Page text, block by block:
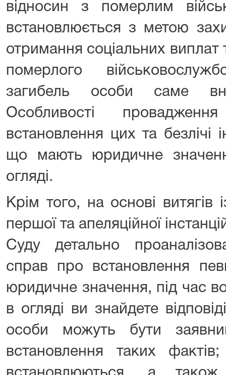
відносин з померлим
встановлюється з метою
отримання соціальних виплат
померлого
загибель особи саме
Особливості
встановлення цих та безлічі
що мають юридичне
огляді.
Крім того, на основі витягів
першої та апеляційної
Суду детально
справ про встановлення
юридичне значення, під час
в огляді ви знайдете
особи можуть бути
встановлення таких